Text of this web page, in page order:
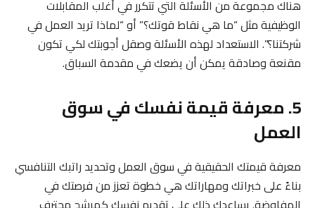
هناك مجموعة من الأسئلة التي تتكرر في أغلب المقابلات
الوظيفية مثل “ما هي نقاط قوتك؟” أو “لماذا تريد العمل في
شركتنا؟”. الاستعداد لهذه الأسئلة وصقل أجوبتك لكي تكون
مقنعة وصادقة يمكن أن يضعك في مقدمة السباق.
5. معرفة قيمة نفسك في سوق
العمل
معرفة قيمتك الحقيقية في سوق العمل وتحديد راتبك التنافسي
بناءً على خبراتك ومهاراتك هي خطوة تعزز من فرصتك في